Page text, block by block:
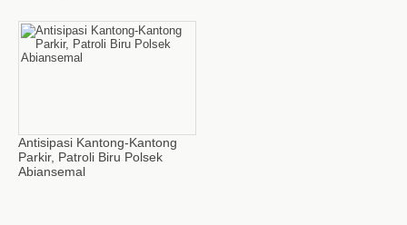
Antisipasi Kantong-Kantong
Parkir, Patroli Biru Polsek
Abiansemal